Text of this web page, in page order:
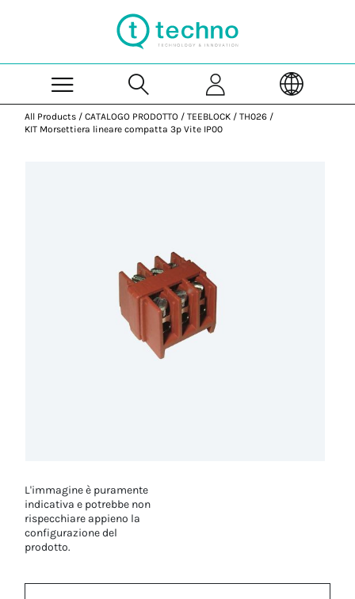
All Products / CATALOGO PRODOTTO / TEEBLOCK / TH026 /
KIT Morsettiera lineare compatta 3p Vite IP00
L'immagine è puramente
indicativa e potrebbe non
rispecchiare appieno la
configurazione del
prodotto.